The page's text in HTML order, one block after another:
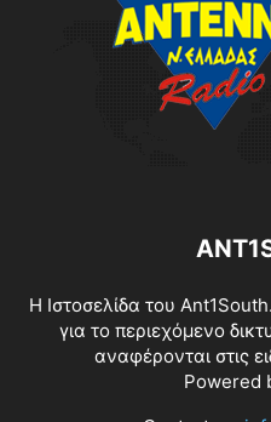
Η Ιστοσελίδα του
για το περιεχόμενο
αναφέρονται στις
Powered